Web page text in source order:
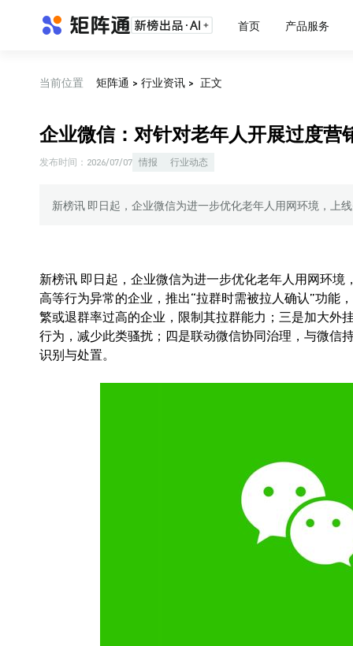
首页 产品服务
当前位置 矩阵通 > 行业资讯 > 正文
企业微信：对针对老年人开展过度营
发布时间： 2026/07/07 情报 行业动态
新榜讯 即日起，企业微信为进一步优化老年人用网环境，上
新榜讯 即日起，企业微信为进一步优化老年人用网环
高等行为异常的企业，推出“拉群时需被拉人确认”功能
繁或退群率过高的企业，限制其拉群能力；三是加大外
行为，减少此类骚扰；四是联动微信协同治理，与微信
识别与处置。